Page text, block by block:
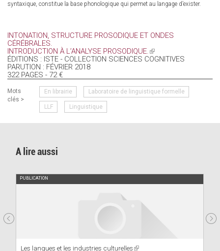
syntaxique, constitue la base phonologique qui permet au langage d’exister.
INTONATION, STRUCTURE PROSODIQUE ET ONDES
CÉRÉBRALES.
INTRODUCTION À L’ANALYSE PROSODIQUE.(LINK
IS
ÉDITIONS : ISTE - COLLECTION SCIENCES COGNITIVES
PARUTION : FÉVRIER 2018
322 PAGES - 72 €
Mots
clés >
En librairie Laboratoire de linguistique formelle
LLF Linguistique
A lire aussi
PUBLICATION
Les langues et les industries culturelles(link